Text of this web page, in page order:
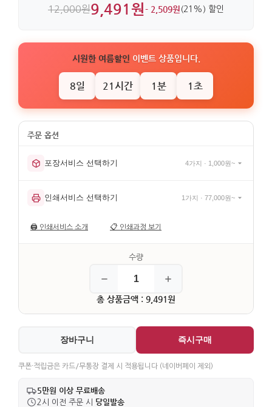
12,000원9,491원- 2,509원 (21%) 할인
시원한 여름할인 이벤트 상품입니다.
8일 21시간 1분 0초
포장서비스 선택하기 4가지 · 1,000원~
인쇄서비스 선택하기 1가지 · 77,000원~
🖨️ 인쇄서비스 소개 📋 인쇄과정 보기
총 상품금액 : 9,491원
장바구니 즉시구매
쿠폰·적립금은 카드/무통장 결제 시 적용됩니다 (네이버페이 제외)
5만원 이상 무료배송
2시 이전 주문 시 당일발송